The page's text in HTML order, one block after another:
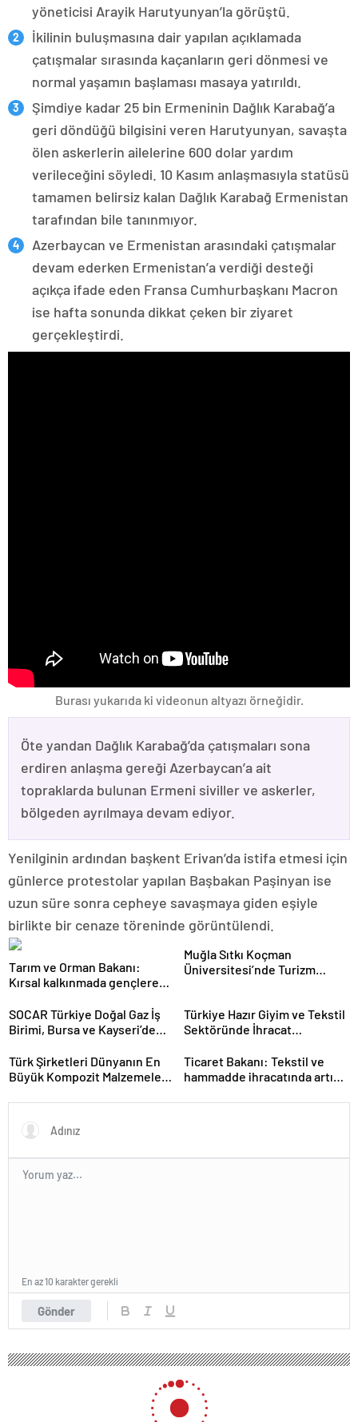
yöneticisi Arayik Harutyunyan’la görüştü.
İkilinin buluşmasına dair yapılan açıklamada
çatışmalar sırasında kaçanların geri dönmesi ve
normal yaşamın başlaması masaya yatırıldı.
Şimdiye kadar 25 bin Ermeninin Dağlık Karabağ’a
geri döndüğü bilgisini veren Harutyunyan, savaşta
ölen askerlerin ailelerine 600 dolar yardım
verileceğini söyledi. 10 Kasım anlaşmasıyla statüsü
tamamen belirsiz kalan Dağlık Karabağ Ermenistan
tarafından bile tanınmıyor.
Azerbaycan ve Ermenistan arasındaki çatışmalar
devam ederken Ermenistan’a verdiği desteği
açıkça ifade eden Fransa Cumhurbaşkanı Macron
ise hafta sonunda dikkat çeken bir ziyaret
gerçekleştirdi.
Burası yukarıda ki videonun altyazı örneğidir.
Öte yandan Dağlık Karabağ’da çatışmaları sona
erdiren anlaşma gereği Azerbaycan’a ait
topraklarda bulunan Ermeni siviller ve askerler,
bölgeden ayrılmaya devam ediyor.
Yenilginin ardından başkent Erivan’da istifa etmesi için
günlerce protestolar yapılan Başbakan Paşinyan ise
uzun süre sonra cepheye savaşmaya giden eşiyle
birlikte bir cenaze töreninde görüntülendi.
Tarım ve Orman Bakanı:
Kırsal kalkınmada gençlere
yapıyoruz
Muğla Sıtkı Koçman
Üniversitesi’nde Turizm
SOCAR Türkiye Doğal Gaz İş
Birimi, Bursa ve Kayseri’de
Türkiye Hazır Giyim ve Tekstil
Sektöründe İhracat
Türk Şirketleri Dünyanın En
Büyük Kompozit Malzemeler
Ticaret Bakanı: Tekstil ve
hammadde ihracatında artış
Gönder
En az 10 karakter gerekli